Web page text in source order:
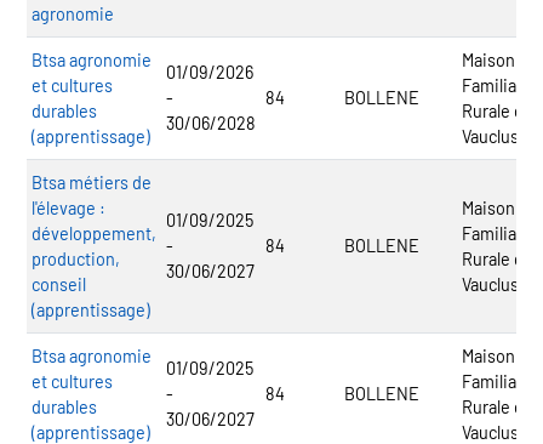
agronomie
Btsa agronomie
et cultures
durables
(apprentissage)
01/09/2026
-
30/06/2028
84 BOLLENE
Maison
Familiale
Rurale de
Vaucluse
Btsa métiers de
l'élevage :
développement,
production,
conseil
(apprentissage)
01/09/2025
-
30/06/2027
84 BOLLENE
Maison
Familiale
Rurale de
Vaucluse
Btsa agronomie
et cultures
durables
(apprentissage)
01/09/2025
-
30/06/2027
84 BOLLENE
Maison
Familiale
Rurale de
Vaucluse